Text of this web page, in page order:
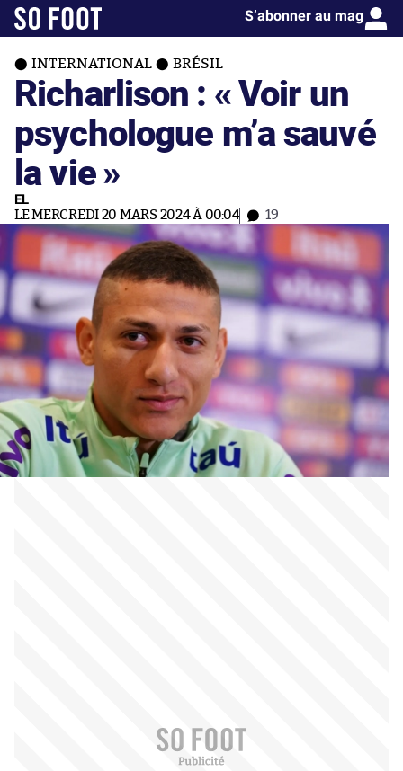
S’abonner au mag
INTERNATIONAL BRÉSIL
Richarlison : « Voir un
psychologue m’a sauvé
la vie »
EL
LE MERCREDI 20 MARS 2024 À 00:04 19